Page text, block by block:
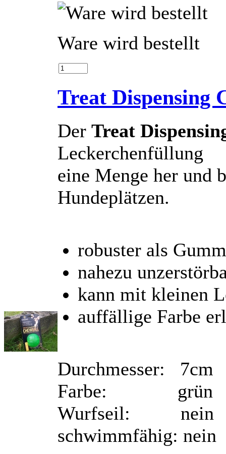
Ware wird bestellt
Treat Dispensing
Der Treat
Leckerchenfüllung
eine Menge her und
Hundeplätzen.
robuster als
nahezu
kann mit kleinen
auffällige Farbe
Durchmesser: 7cm
Farbe: grün
Wurfseil: nein
schwimmfähig: nein